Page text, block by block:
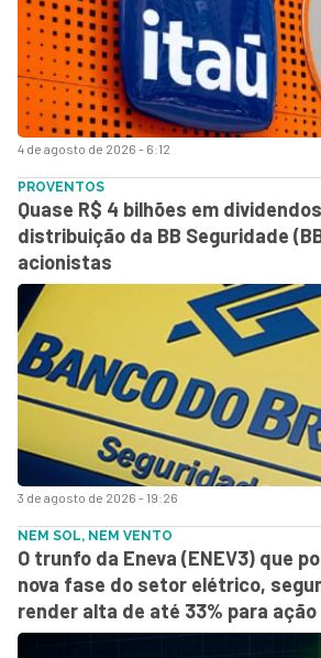
4 de agosto de 2026 - 6:12
3 de agosto de 2026 - 19:26
PROVENTOS
Quase R$ 4 bilhões em
distribuição da BB Seguridade
acionistas
NEM SOL, NEM VENTO
O trunfo da Eneva (ENEV3) que
nova fase do setor elétrico,
render alta de até 33% para ação